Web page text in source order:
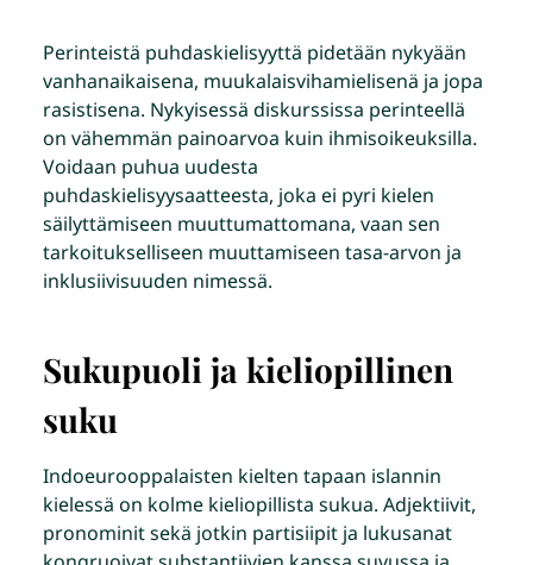
Perinteistä puhdaskielisyyttä pidetään nykyään
vanhanaikaisena, muukalaisvihamielisenä ja jopa
rasistisena. Nykyisessä diskurssissa perinteellä
on vähemmän painoarvoa kuin ihmisoikeuksilla.
Voidaan puhua uudesta
puhdaskielisyysaatteesta, joka ei pyri kielen
säilyttämiseen muuttumattomana, vaan sen
tarkoitukselliseen muuttamiseen tasa-arvon ja
inklusiivisuuden nimessä.
Sukupuoli ja kieliopillinen
suku
Indoeurooppalaisten kielten tapaan islannin
kielessä on kolme kieliopillista sukua. Adjektiivit,
pronominit sekä jotkin partisiipit ja lukusanat